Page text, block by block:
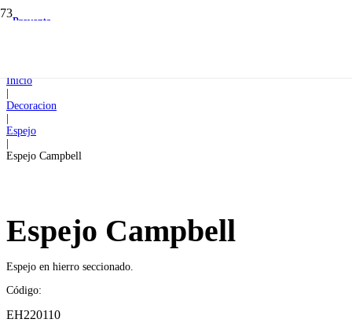
Inicio
Decoracion
Espejo
Espejo Campbell
Espejo Campbell
Espejo en hierro seccionado.
Código:
EH220110
Preventa
Preventa